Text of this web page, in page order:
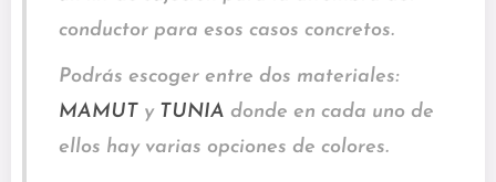
conductor para esos casos concretos.
Podrás escoger entre dos materiales:
MAMUT y TUNIA donde en cada uno de
ellos hay varias opciones de colores.